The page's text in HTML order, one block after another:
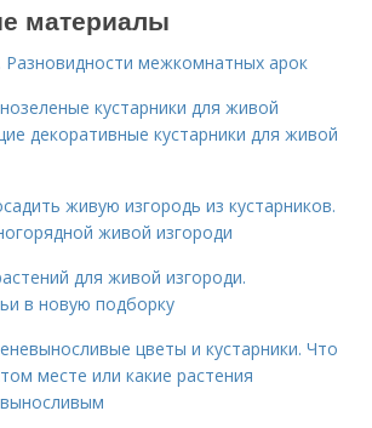
материалы
Разновидности межкомнатных арок
кустарники для живой
декоративные кустарники для живой
живую изгородь из кустарников.
живой изгороди
для живой изгороди.
в новую подборку
цветы и кустарники. Что
месте или какие растения